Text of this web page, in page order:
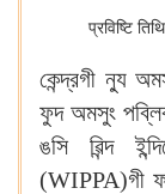
प्रविष्टि
কেন্দ্রগী ন্যু
ফুদ অমসুং পব্লিক
ঙসি ৱিন্দ
(WIPPA)গী